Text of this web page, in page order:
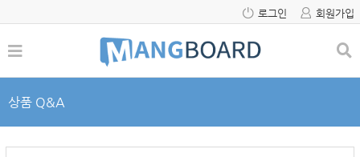
로그인 회원가입
상품 Q&A